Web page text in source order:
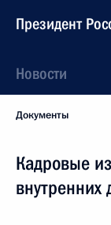
Президент
Новости
Документы
Кадровые
внутренних